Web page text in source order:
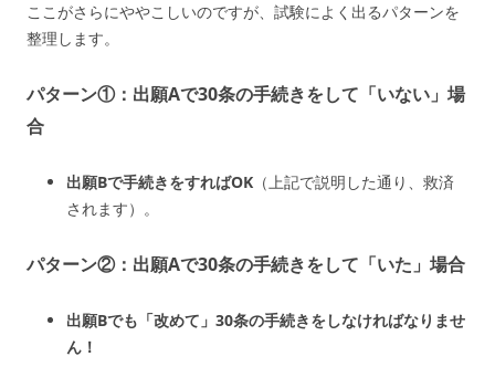
ここがさらにややこしいのですが、試験によく出るパターンを
整理します。
パターン①：出願Aで30条の手続きをして「いない」場
合
出願Bで手続きをすればOK （上記で説明した通り、救済
されます）。
パターン②：出願Aで30条の手続きをして「いた」場合
出願Bでも「改めて」30条の手続きをしなければなりませ
ん！